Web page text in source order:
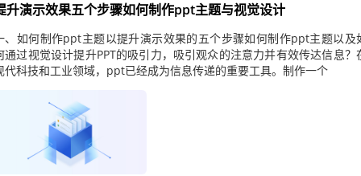
升演示效果五个步骤如何制作ppt主题与视觉设计
、如何制作ppt主题以提升演示效果的五个步骤如何制作ppt主题以及
通过视觉设计提升PPT的吸引力，吸引观众的注意力并有效传达信息？
代科技和工业领域，ppt已经成为信息传递的重要工具。制作一个